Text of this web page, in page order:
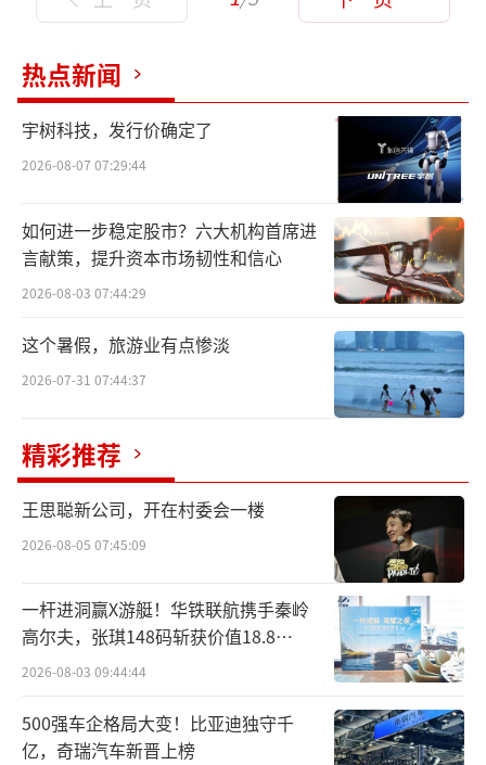
热点新闻
宇树科技，发行价确定了
2026-08-07 07:29:44
如何进一步稳定股市？六大机构首席进
言献策，提升资本市场韧性和信心
2026-08-03 07:44:29
这个暑假，旅游业有点惨淡
2026-07-31 07:44:37
精彩推荐
王思聪新公司，开在村委会一楼
2026-08-05 07:45:09
一杆进洞赢X游艇！华铁联航携手秦岭
高尔夫，张琪148码斩获价值18.8
万“十年豪华新能源智能游艇出海权
2026-08-03 09:44:44
500强车企格局大变！比亚迪独守千
亿，奇瑞汽车新晋上榜